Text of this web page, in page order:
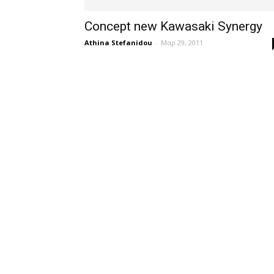
Concept new Kawasaki Synergy
Athina Stefanidou - Μαρ 29, 2011